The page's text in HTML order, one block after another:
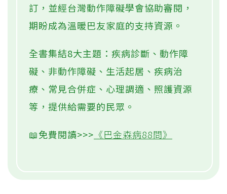
訂，並經台灣動作障礙學會協助審閱，
期盼成為溫暖巴友家庭的支持資源。
全書集結8大主題：疾病診斷、動作障
礙、非動作障礙、生活起居、疾病治
療、常見合併症、心理調適、照護資源
等，提供給需要的民眾。
📖免費閱讀>>> 《巴金森病88問》